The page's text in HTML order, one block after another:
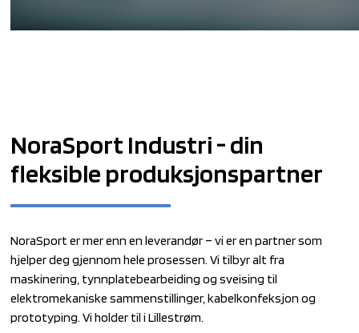
NoraSport Industri - din
fleksible produksjonspartner
NoraSport er mer enn en leverandør – vi er en partner som
hjelper deg gjennom hele prosessen. Vi tilbyr alt fra
maskinering, tynnplatebearbeiding og sveising til
elektromekaniske sammenstillinger, kabelkonfeksjon og
prototyping. Vi holder til i Lillestrøm.